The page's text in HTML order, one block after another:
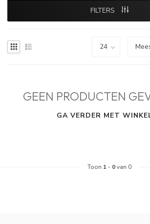
FILTERS
GEEN PRODUCTEN
GA VERDER MET
Toon 1 - 0van 0